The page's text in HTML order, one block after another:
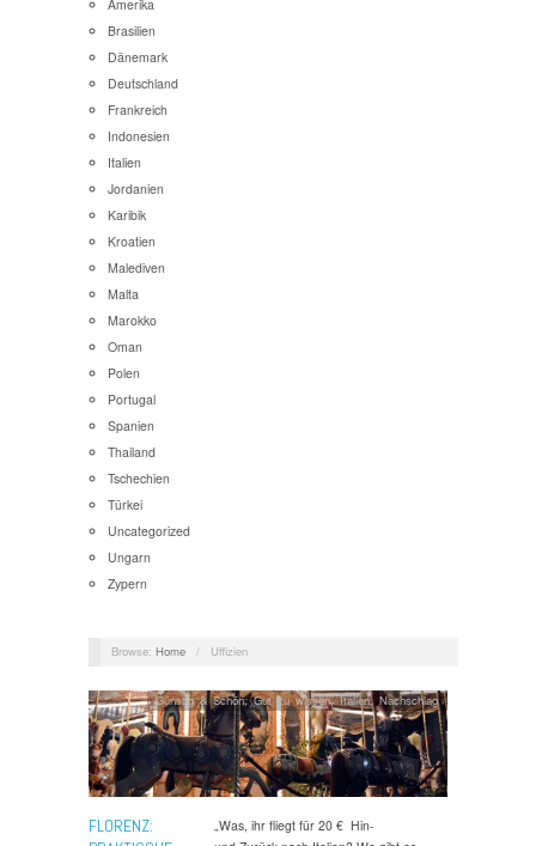
Amerika
Brasilien
Dänemark
Deutschland
Frankreich
Indonesien
Italien
Jordanien
Karibik
Kroatien
Malediven
Malta
Marokko
Oman
Polen
Portugal
Spanien
Thailand
Tschechien
Türkei
Uncategorized
Ungarn
Zypern
Browse: Home / Uffizien
FLORENZ:
Günstig & Schön,Gut zu wissen,Italien,Nachschlag
„Was, ihr fliegt für 20 € Hin-